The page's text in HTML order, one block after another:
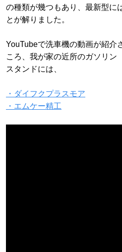
の種類が幾つもあり、最新型に
とが解りました。
YouTubeで洗車機の動画が紹介
ころ、我が家の近所のガソリン
スタンドには、
・ダイフクプラスモア
・エムケー精工